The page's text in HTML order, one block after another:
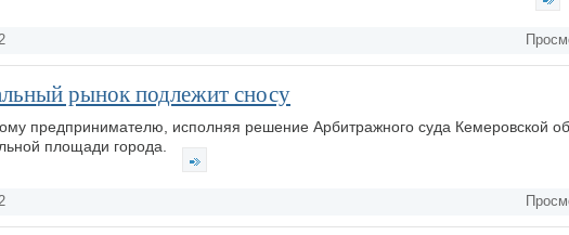
рынок подлежит сносу
предпринимателю, исполняя решение Арбитражного суда Кемеровской
площади города.